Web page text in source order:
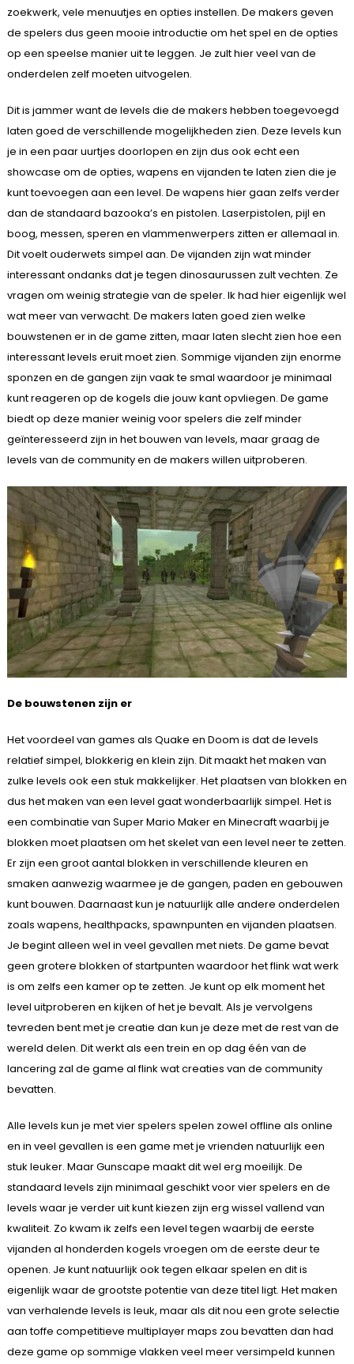
zoekwerk, vele menuutjes en opties instellen. De makers geven
de spelers dus geen mooie introductie om het spel en de opties
op een speelse manier uit te leggen. Je zult hier veel van de
onderdelen zelf moeten uitvogelen.
Dit is jammer want de levels die de makers hebben toegevoegd
laten goed de verschillende mogelijkheden zien. Deze levels kun
je in een paar uurtjes doorlopen en zijn dus ook echt een
showcase om de opties, wapens en vijanden te laten zien die je
kunt toevoegen aan een level. De wapens hier gaan zelfs verder
dan de standaard bazooka’s en pistolen. Laserpistolen, pijl en
boog, messen, speren en vlammenwerpers zitten er allemaal in.
Dit voelt ouderwets simpel aan. De vijanden zijn wat minder
interessant ondanks dat je tegen dinosaurussen zult vechten. Ze
vragen om weinig strategie van de speler. Ik had hier eigenlijk wel
wat meer van verwacht. De makers laten goed zien welke
bouwstenen er in de game zitten, maar laten slecht zien hoe een
interessant levels eruit moet zien. Sommige vijanden zijn enorme
sponzen en de gangen zijn vaak te smal waardoor je minimaal
kunt reageren op de kogels die jouw kant opvliegen. De game
biedt op deze manier weinig voor spelers die zelf minder
geïnteresseerd zijn in het bouwen van levels, maar graag de
levels van de community en de makers willen uitproberen.
De bouwstenen zijn er
Het voordeel van games als Quake en Doom is dat de levels
relatief simpel, blokkerig en klein zijn. Dit maakt het maken van
zulke levels ook een stuk makkelijker. Het plaatsen van blokken en
dus het maken van een level gaat wonderbaarlijk simpel. Het is
een combinatie van Super Mario Maker en Minecraft waarbij je
blokken moet plaatsen om het skelet van een level neer te zetten.
Er zijn een groot aantal blokken in verschillende kleuren en
smaken aanwezig waarmee je de gangen, paden en gebouwen
kunt bouwen. Daarnaast kun je natuurlijk alle andere onderdelen
zoals wapens, healthpacks, spawnpunten en vijanden plaatsen.
Je begint alleen wel in veel gevallen met niets. De game bevat
geen grotere blokken of startpunten waardoor het flink wat werk
is om zelfs een kamer op te zetten. Je kunt op elk moment het
level uitproberen en kijken of het je bevalt. Als je vervolgens
tevreden bent met je creatie dan kun je deze met de rest van de
wereld delen. Dit werkt als een trein en op dag één van de
lancering zal de game al flink wat creaties van de community
bevatten.
Alle levels kun je met vier spelers spelen zowel offline als online
en in veel gevallen is een game met je vrienden natuurlijk een
stuk leuker. Maar Gunscape maakt dit wel erg moeilijk. De
standaard levels zijn minimaal geschikt voor vier spelers en de
levels waar je verder uit kunt kiezen zijn erg wissel vallend van
kwaliteit. Zo kwam ik zelfs een level tegen waarbij de eerste
vijanden al honderden kogels vroegen om de eerste deur te
openen. Je kunt natuurlijk ook tegen elkaar spelen en dit is
eigenlijk waar de grootste potentie van deze titel ligt. Het maken
van verhalende levels is leuk, maar als dit nou een grote selectie
aan toffe competitieve multiplayer maps zou bevatten dan had
deze game op sommige vlakken veel meer versimpeld kunnen